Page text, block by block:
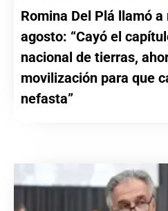
Romina Del Plá llamó
agosto: “Cayó el
nacional de tierras,
movilización para que
nefasta”